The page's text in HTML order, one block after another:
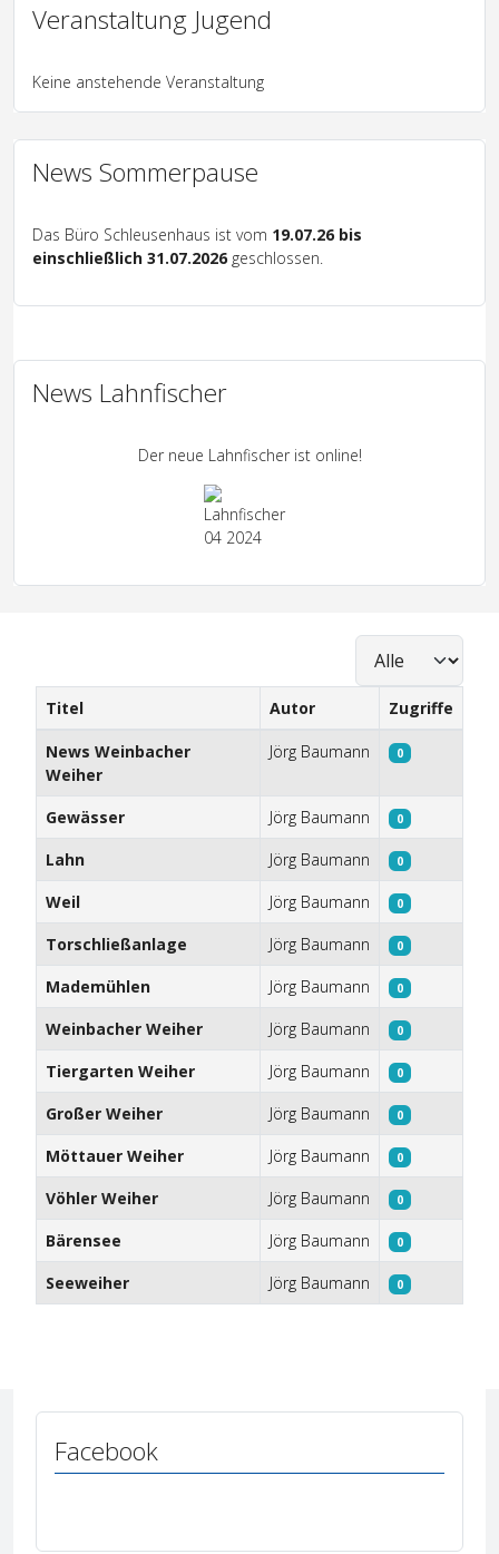
Veranstaltung Jugend
Keine anstehende Veranstaltung
News Sommerpause
Das Büro Schleusenhaus ist vom 19.07.26 bis
einschließlich 31.07.2026 geschlossen.
News Lahnfischer
Der neue Lahnfischer ist online!
Anzeige #
Titel Autor Zugriffe
News Weinbacher
Weiher
Jörg Baumann 0
Gewässer Jörg Baumann 0
Lahn Jörg Baumann 0
Weil Jörg Baumann 0
Torschließanlage Jörg Baumann 0
Mademühlen Jörg Baumann 0
Weinbacher Weiher Jörg Baumann 0
Tiergarten Weiher Jörg Baumann 0
Großer Weiher Jörg Baumann 0
Möttauer Weiher Jörg Baumann 0
Vöhler Weiher Jörg Baumann 0
Bärensee Jörg Baumann 0
Seeweiher Jörg Baumann 0
Facebook